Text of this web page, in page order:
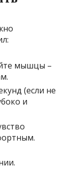
мышцы –
(если не
и